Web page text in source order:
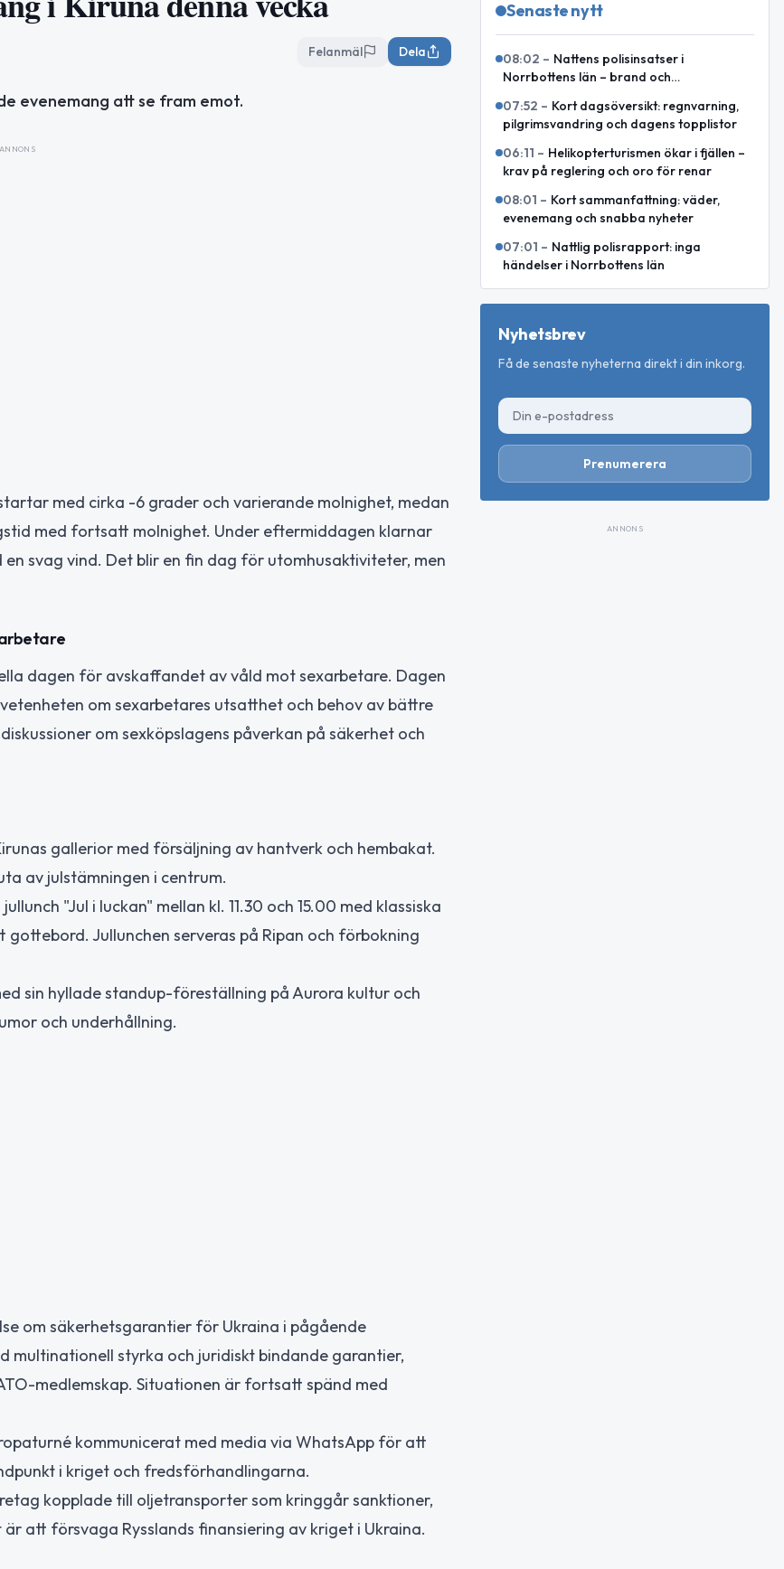
Felanmäl Dela
evenemang att se fram emot.
ANNONS
med cirka -6 grader och varierande molnighet, medan
med fortsatt molnighet. Under eftermiddagen klarnar
svag vind. Det blir en fin dag för utomhusaktiviteter, men
dagen för avskaffandet av våld mot sexarbetare. Dagen
om sexarbetares utsatthet och behov av bättre
om sexköpslagens påverkan på säkerhet och
gallerior med försäljning av hantverk och hembakat.
av julstämningen i centrum.
"Jul i luckan" mellan kl. 11.30 och 15.00 med klassiska
Jullunchen serveras på Ripan och förbokning
sin hyllade standup-föreställning på Aurora kultur och
och underhållning.
om säkerhetsgarantier för Ukraina i pågående
multinationell styrka och juridiskt bindande garantier,
medlemskap. Situationen är fortsatt spänd med
kommunicerat med media via WhatsApp för att
i kriget och fredsförhandlingarna.
kopplade till oljetransporter som kringgår sanktioner,
att försvaga Rysslands finansiering av kriget i Ukraina.
Senaste nytt
08:02 – Nattens polisinsatser i
Norrbottens län – brand och
07:52 – Kort dagsöversikt: regnvarning,
pilgrimsvandring och dagens topplistor
06:11 – Helikopterturismen ökar i fjällen –
krav på reglering och oro för renar
08:01 – Kort sammanfattning: väder,
evenemang och snabba nyheter
07:01 – Nattlig polisrapport: inga
händelser i Norrbottens län
Nyhetsbrev
Få de senaste nyheterna direkt i din inkorg.
Prenumerera
ANNONS